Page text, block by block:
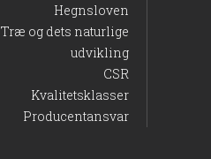
Hegnsloven
Træ og dets naturlige
udvikling
CSR
Kvalitetsklasser
Producentansvar